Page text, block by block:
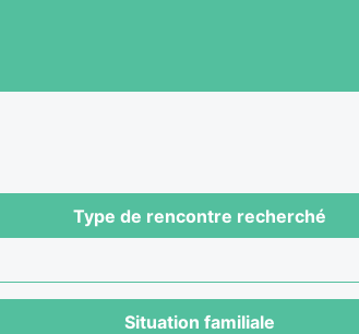
Type de rencontre recherché
Situation familiale